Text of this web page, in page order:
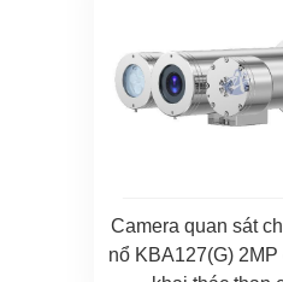
Camera quan sát
nổ KBA127(G)